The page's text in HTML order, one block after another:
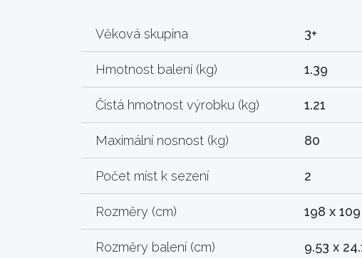
Věková skupina 3+
Hmotnost balení (kg) 1.39
Čistá hmotnost výrobku (kg) 1.21
Maximální nosnost (kg) 80
Počet míst k sezení 2
Rozměry (cm) 198 x
Rozměry balení (cm) 9.53 x